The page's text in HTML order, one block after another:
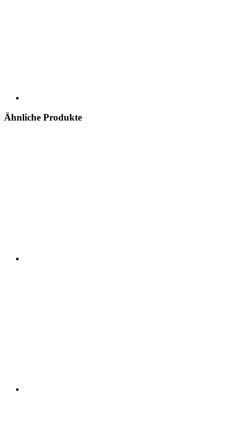
Ähnliche Produkte